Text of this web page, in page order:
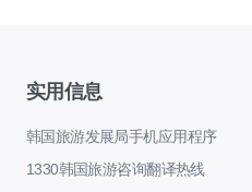
实用信息
韩国旅游发展局手机应用程序
1330韩国旅游咨询翻译热线